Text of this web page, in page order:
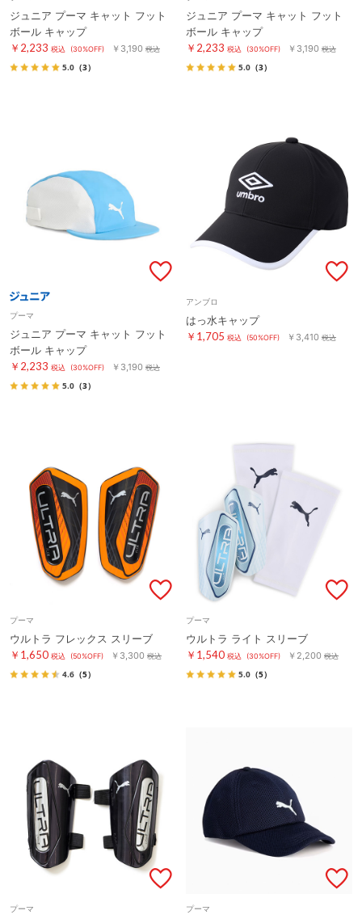
ジュニア プーマ キャット フット
ボール キャップ
￥2,233 税込 (30%OFF) ￥3,190 税込
5.0 （3）
ジュニア プーマ キャット フット
ボール キャップ
￥2,233 税込 (30%OFF) ￥3,190 税込
5.0 （3）
プーマ
ジュニア プーマ キャット フット
ボール キャップ
￥2,233 税込 (30%OFF) ￥3,190 税込
5.0 （3）
アンブロ
はっ水キャップ
￥1,705 税込 (50%OFF) ￥3,410 税込
プーマ
ウルトラ フレックス スリーブ
￥1,650 税込 (50%OFF) ￥3,300 税込
4.6 （5）
プーマ
ウルトラ ライト スリーブ
￥1,540 税込 (30%OFF) ￥2,200 税込
5.0 （5）
プーマ プーマ